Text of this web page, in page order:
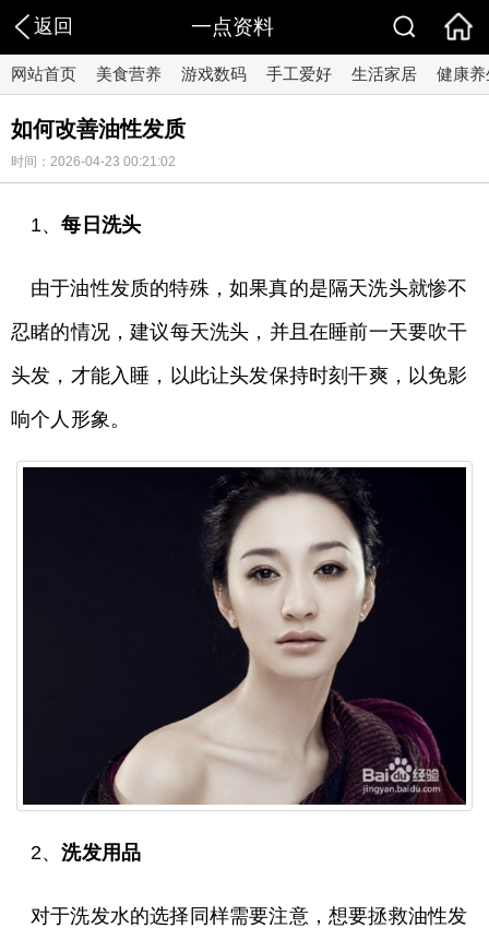
返回 一点资料
网站首页 美食营养 游戏数码 手工爱好 生活家居 健康养
如何改善油性发质
时间：2026-04-23 00:21:02
1、每日洗头
由于油性发质的特殊，如果真的是隔天洗头就惨不
忍睹的情况，建议每天洗头，并且在睡前一天要吹干
头发，才能入睡，以此让头发保持时刻干爽，以免影
响个人形象。
2、洗发用品
对于洗发水的选择同样需要注意，想要拯救油性发